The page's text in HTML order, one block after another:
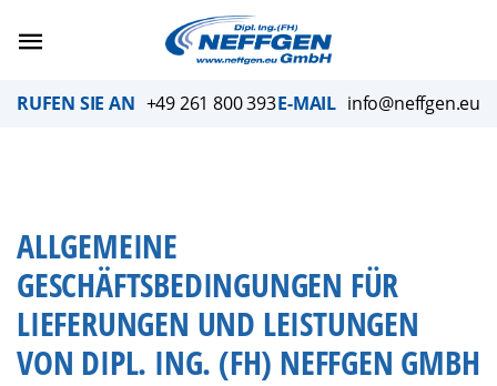
RUFEN SIE AN +49 261 800 393E-MAIL info@neffgen.eu
ALLGEMEINE
GESCHÄFTSBEDINGUNGEN FÜR
LIEFERUNGEN UND LEISTUNGEN
VON DIPL. ING. (FH) NEFFGEN GMBH